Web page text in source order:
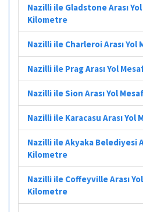
Nazilli ile Gladstone Arası
Kilometre
Nazilli ile Charleroi Arası
Nazilli ile Prag Arası Yol
Nazilli ile Sion Arası Yol
Nazilli ile Karacasu Arası
Nazilli ile Akyaka Belediyesi
Kilometre
Nazilli ile Coffeyville Arası
Kilometre